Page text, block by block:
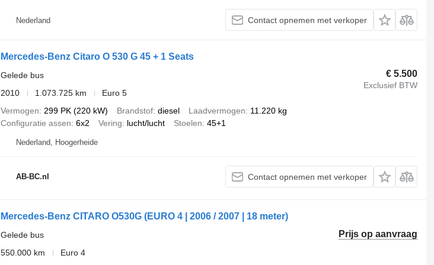
Nederland Contact opnemen met verkoper
Mercedes-Benz Citaro O 530 G 45 + 1 Seats
€ 5.500
Exclusief BTW
Gelede bus
2010
1.073.725 km
Euro 5
Vermogen 299 PK (220 kW) Brandstof diesel Laadvermogen
11.220 kg
Configuratie assen 6x2 Vering lucht/lucht Stoelen 45+1
Nederland, Hoogerheide
AB-BC.nl Contact opnemen met verkoper
Mercedes-Benz CITARO O530G (EURO 4 | 2006 / 2007 | 18 meter)
Prijs op aanvraag
Gelede bus
550.000 km
Euro 4